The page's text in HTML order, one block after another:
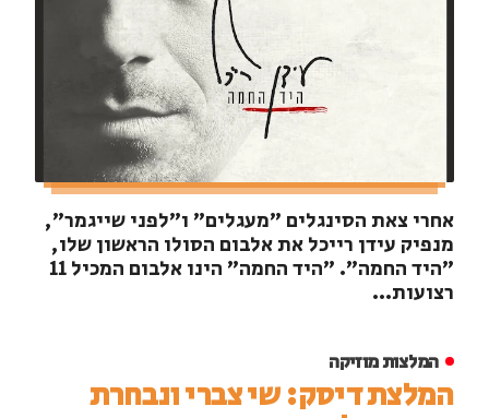
אחרי צאת הסינגלים "מעגלים" ו"לפני שייגמר",
מנפיק עידן רייכל את אלבום הסולו הראשון שלו,
"היד החמה". "היד החמה" הינו אלבום המכיל 11
רצועות...
המלצות מוזיקה
המלצת דיסק: שי צברי ונבחרת